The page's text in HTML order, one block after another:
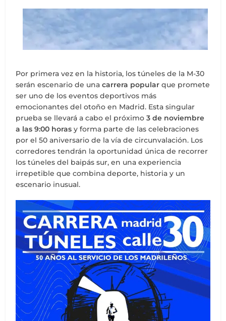
Por primera vez en la historia, los túneles de la M-30
serán escenario de unacarrera popular que promete
ser uno de los eventos deportivos más
emocionantes del otoño en Madrid. Esta singular
prueba se llevará a cabo el próximo3 de noviembre
a las 9:00 horas y forma parte de las celebraciones
por el 50 aniversario de la vía de circunvalación. Los
corredores tendrán la oportunidad única de recorrer
los túneles del baipás sur, en una experiencia
irrepetible que combina deporte, historia y un
escenario inusual.